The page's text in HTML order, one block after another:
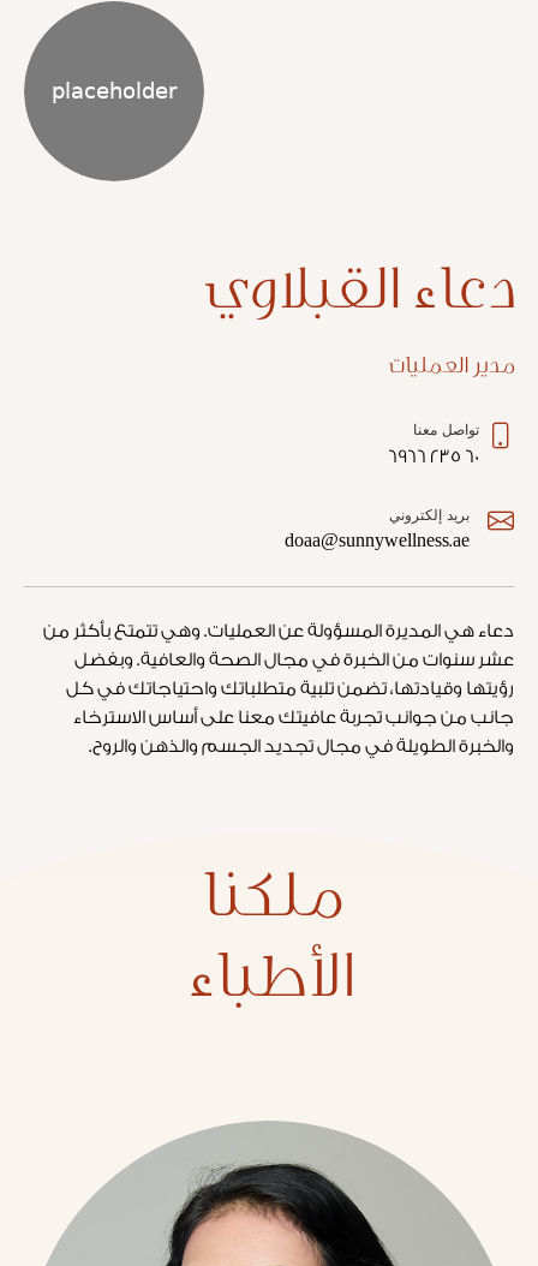
دعاء القبلاوي
مدير العمليات
تواصل معنا
60 235 6966
بريد إلكتروني
doaa@sunnywellness.ae
دعاء هي المديرة المسؤولة عن العمليات. وهي تتمتع بأكثر من
عشر سنوات من الخبرة في مجال الصحة والعافية. وبفضل
رؤيتها وقيادتها، تضمن تلبية متطلباتك واحتياجاتك في كل
جانب من جوانب تجربة عافيتك معنا على أساس الاسترخاء
والخبرة الطويلة في مجال تجديد الجسم والذهن والروح.
ملكنا
الأطباء